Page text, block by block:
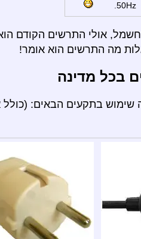
50Hz.
אולי התרשים הקודם
מה התרשים הוא אומר!
בכל מדינה